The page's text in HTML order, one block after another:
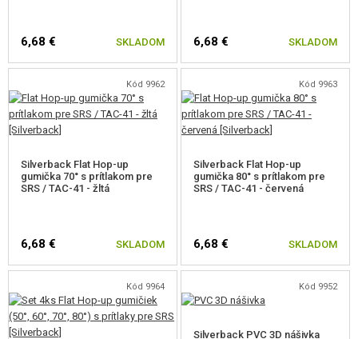
6,68 € SKLADOM 6,68 € SKLADOM
Kód 9962
Silverback Flat Hop-up
gumička 70° s prítlakom pre
SRS / TAC-41 - žltá
6,68 € SKLADOM
Kód 9963
Silverback Flat Hop-up
gumička 80° s prítlakom pre
SRS / TAC-41 - červená
6,68 € SKLADOM
Kód 9964 Kód 9952
Silverback PVC 3D nášivka